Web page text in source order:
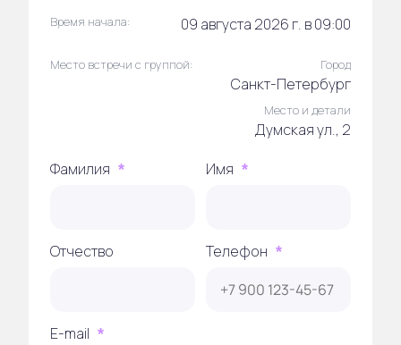
Время начала: 09 августа 2026 г. в 09:00
Место встречи с группой: Город
Санкт-Петербург
Место и детали
Думская ул., 2
Фамилия * Имя *
Отчество Телефон *
E-mail *